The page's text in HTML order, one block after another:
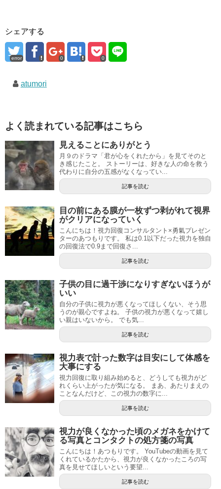
シェアする
error 0 0
atumori
よく読まれている記事はこちら
見えることにありがとう
月９のドラマ「君が心をくれたから」を見てそのと
き感じたこと。 ストーリーは、好きな人の命を救う
代わりに自分の五感がなくなってい...
記事を読む
目の前にある膜が一枚ずつ剥がれて視界
がクリアになっていく
こんにちは！視力回復コンサルタント×勇氣プレゼン
ターのあつもりです。 私は0.1以下だった視力を独自
の回復法で0.9まで回復さ...
記事を読む
子供の目に過干渉になりすぎないほうが
いい
自分の子供に視力が悪くなってほしくない、そう思
うのが親心ですよね。 子供の視力が悪くなって嬉し
い親はいないから。 でも気...
記事を読む
視力表で計った数字は目安にして体感を
大事にする
視力回復に取り組み始めると、どうしても視力がど
れくらい上がったが気になる。 まあ、あたりまえの
ことなんだけど、この視力の数字に...
記事を読む
視力が良くなかった頃のメガネをかけて
る写真とコンタクトの処方箋の写真
こんにちは！あつもりです。 YouTubeの動画を見て
くれているかたから、視力が良くなかったころの写
真を見せてほしいという要望...
記事を読む